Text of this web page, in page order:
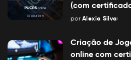
(com
Posted
por Alexia Silva
Criação de
online com